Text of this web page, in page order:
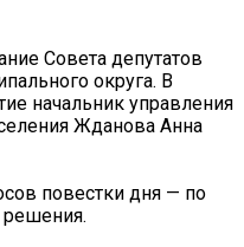
Совета депутатов
округа. В
начальник управления
Жданова Анна
повестки дня — по